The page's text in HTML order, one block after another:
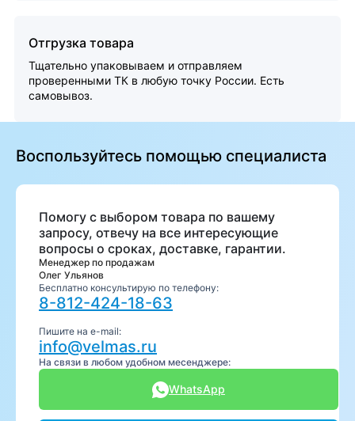
Отгрузка товара
Тщательно упаковываем и отправляем
проверенными ТК в любую точку России. Есть
самовывоз.
Воспользуйтесь помощью специалиста
Помогу с выбором товара по вашему
запросу, отвечу на все интересующие
вопросы о сроках, доставке, гарантии.
Менеджер по продажам
Олег Ульянов
Бесплатно консультирую по телефону:
8-812-424-18-63
Пишите на e-mail:
info@velmas.ru
На связи в любом удобном месенджере:
WhatsApp